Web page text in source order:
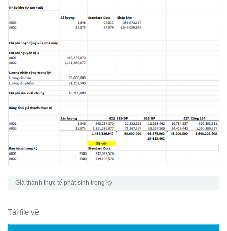
Giá thành thực tế phát sinh trong kỳ
Tải file về